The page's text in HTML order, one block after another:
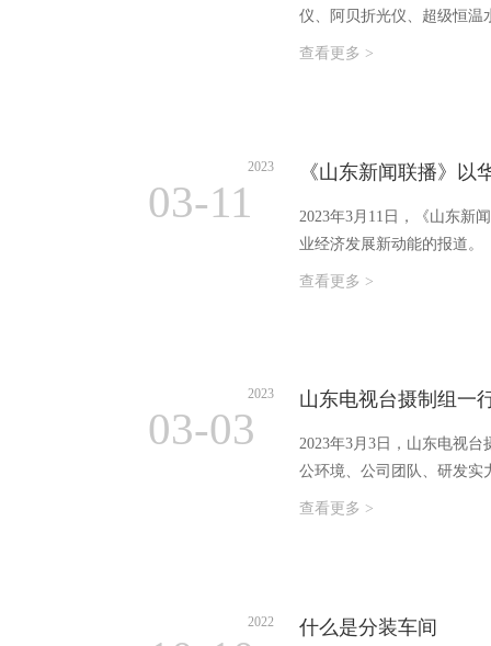
仪、阿贝折光仪、超级恒
查看更多 >
2023
03-11
2023年3月11日，《山东新
业经济发展新动能的报道。
查看更多 >
2023
03-03
山东电视台摄制组一
2023年3月3日，山东电视
公环境、公司团队、研发实
查看更多 >
2022 什么是分装车间